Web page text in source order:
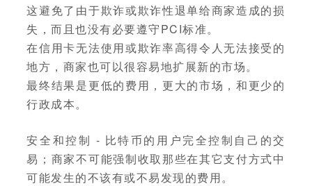
这避免了由于欺诈或欺诈性退单给商家造成的损
失，而且也没有必要遵守PCI标准。
在信用卡无法使用或欺诈率高得令人无法接受的
地方，商家也可以很容易地扩展新的市场。
最终结果是更低的费用，更大的市场，和更少的
行政成本。
安全和控制 - 比特币的用户完全控制自己的交
易；商家不可能强制收取那些在其它支付方式中
可能发生的不该有或不易发现的费用。